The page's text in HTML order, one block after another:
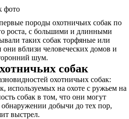
породы охотничьих собак по
роста, с большими и длинными
таких собак торфяные или
вблизи человеческих домов и
шум.
собак
охотничьих собак:
используемых на охоте с ружьем на
собак в том, что они могут
обнаружении добычи до тех пор,
выстрел.